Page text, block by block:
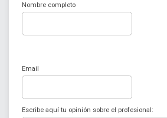
Nombre completo
Email
Escribe aquí tu opinión sobre el profesional: